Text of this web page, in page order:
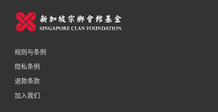
规则与条例
隐私条例
退款条款
加入我们